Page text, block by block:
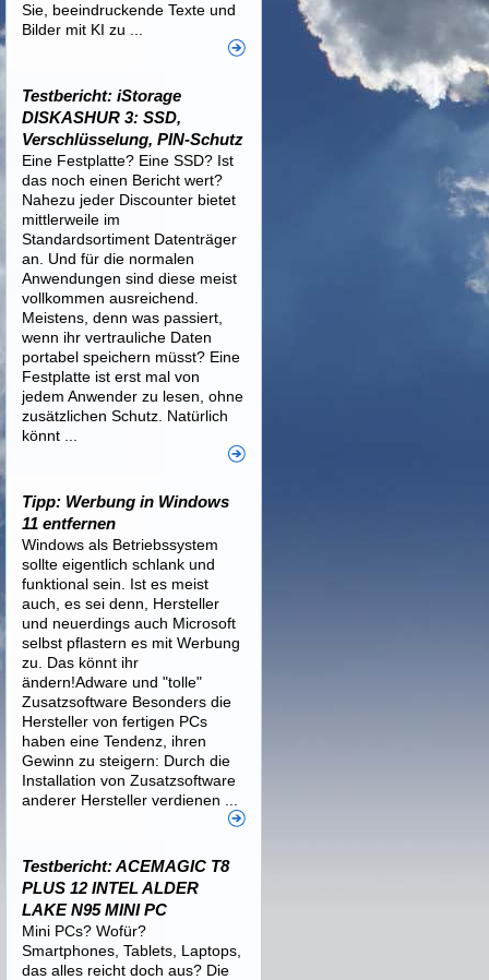
Sie, beeindruckende Texte und
Bilder mit KI zu ...
Testbericht: iStorage
DISKASHUR 3: SSD,
Verschlüsselung, PIN-Schutz
Eine Festplatte? Eine SSD? Ist
das noch einen Bericht wert?
Nahezu jeder Discounter bietet
mittlerweile im
Standardsortiment Datenträger
an. Und für die normalen
Anwendungen sind diese meist
vollkommen ausreichend.
Meistens, denn was passiert,
wenn ihr vertrauliche Daten
portabel speichern müsst? Eine
Festplatte ist erst mal von
jedem Anwender zu lesen, ohne
zusätzlichen Schutz. Natürlich
könnt ...
Tipp: Werbung in Windows
11 entfernen
Windows als Betriebssystem
sollte eigentlich schlank und
funktional sein. Ist es meist
auch, es sei denn, Hersteller
und neuerdings auch Microsoft
selbst pflastern es mit Werbung
zu. Das könnt ihr
ändern!Adware und "tolle"
Zusatzsoftware Besonders die
Hersteller von fertigen PCs
haben eine Tendenz, ihren
Gewinn zu steigern: Durch die
Installation von Zusatzsoftware
anderer Hersteller verdienen ...
Testbericht: ACEMAGIC T8
PLUS 12 INTEL ALDER
LAKE N95 MINI PC
Mini PCs? Wofür?
Smartphones, Tablets, Laptops,
das alles reicht doch aus? Die